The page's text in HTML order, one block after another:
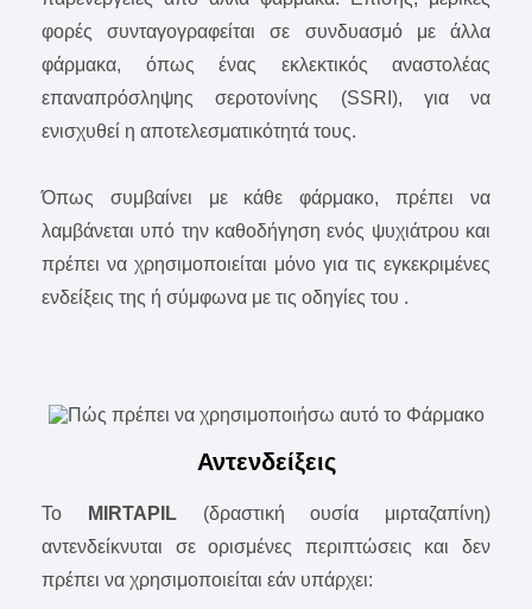
φορές συνταγογραφείται σε συνδυασμό με άλλα
φάρμακα, όπως ένας εκλεκτικός αναστολέας
επαναπρόσληψης σεροτονίνης (SSRI), για να
ενισχυθεί η αποτελεσματικότητά τους.
Όπως συμβαίνει με κάθε φάρμακο, πρέπει να
λαμβάνεται υπό την καθοδήγηση ενός ψυχιάτρου και
πρέπει να χρησιμοποιείται μόνο για τις εγκεκριμένες
ενδείξεις της ή σύμφωνα με τις οδηγίες του .
Αντενδείξεις
Το MIRTAPIL(δραστική ουσία μιρταζαπίνη)
αντενδείκνυται σε ορισμένες περιπτώσεις και δεν
πρέπει να χρησιμοποιείται εάν υπάρχει: